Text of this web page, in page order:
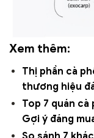
Xem thêm:
Thị phần cà
thương hiệu
Top 7 quán
Gợi ý đáng